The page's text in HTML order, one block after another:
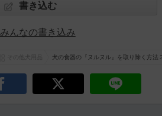
書き込む
みんなの書き込み
犬の食器の『ヌルヌル』を取り除く方